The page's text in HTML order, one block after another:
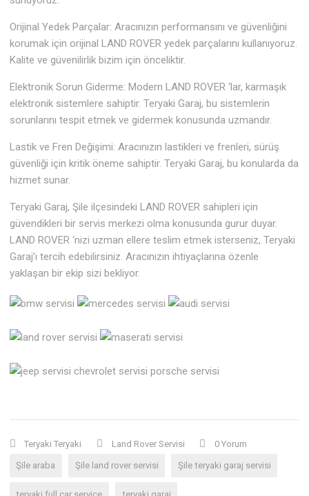
Orijinal Yedek Parçalar: Aracınızın performansını ve güvenliğini
korumak için orijinal LAND ROVER yedek parçalarını kullanıyoruz.
Kalite ve güvenilirlik bizim için önceliktir.
Elektronik Sorun Giderme: Modern LAND ROVER ‘lar, karmaşık
elektronik sistemlere sahiptir. Teryaki Garaj, bu sistemlerin
sorunlarını tespit etmek ve gidermek konusunda uzmandır.
Lastik ve Fren Değişimi: Aracınızın lastikleri ve frenleri, sürüş
güvenliği için kritik öneme sahiptir. Teryaki Garaj, bu konularda da
hizmet sunar.
Teryaki Garaj, Şile ilçesindeki LAND ROVER sahipleri için
güvendikleri bir servis merkezi olma konusunda gurur duyar.
LAND ROVER ‘nizi uzman ellere teslim etmek isterseniz, Teryaki
Garaj’ı tercih edebilirsiniz. Aracınızın ihtiyaçlarına özenle
yaklaşan bir ekip sizi bekliyor.
Teryaki Teryaki Land Rover Servisi 0 Yorum
Şile araba Şile land rover servisi Şile teryaki garaj servisi